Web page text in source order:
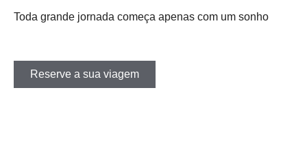
Toda grande jornada começa apenas com um sonho
Reserve a sua viagem